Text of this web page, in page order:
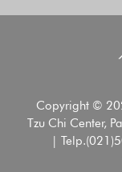
Copyright ©
Tzu Chi Center,
|